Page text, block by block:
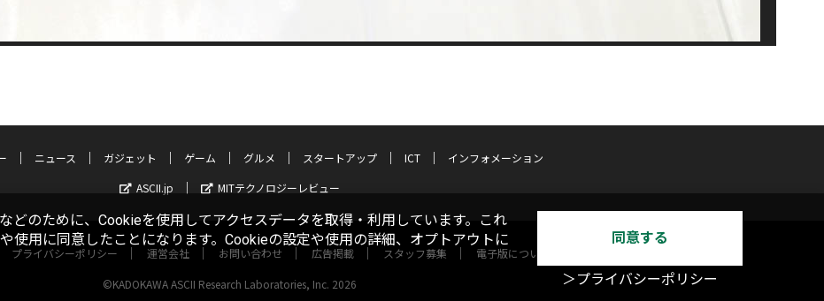
ニュース ガジェット ゲーム グルメ スタートアップ ICT
インフォメーション
ASCII.jp
MITテクノロジーレビュー
プライバシーポリシー 運営会社 お問い合わせ 広告掲載 スタッフ募集 電子版について
©KADOKAWA ASCII Research Laboratories, Inc. 2026
どのために、Cookieを使用してアクセスデータを取得・利用しています。これ
使用に同意したことになります。Cookieの設定や使用の詳細、オプトアウトに
同意する
＞プライバシーポリシー